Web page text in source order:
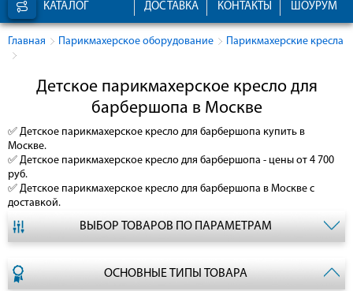
КАТАЛОГ ШОУРУМ
КОНТАКТЫ
ДОСТАВКА
Главная Парикмахерское оборудование Парикмахерские кресла
Детское парикмахерское кресло для
барбершопа в Москве
✅ Детское парикмахерское кресло для барбершопа купить в
Москве.
✅ Детское парикмахерское кресло для барбершопа - цены от 4 700
руб.
✅ Детское парикмахерское кресло для барбершопа в Москве с
доставкой.
ВЫБОР ТОВАРОВ ПО ПАРАМЕТРАМ
ОСНОВНЫЕ ТИПЫ ТОВАРА